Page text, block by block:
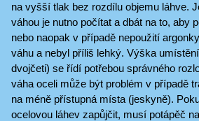
na vyšší tlak bez rozdílu objemu láhve.
váhou je nutno počítat a dbát na to, aby
nebo naopak v případě nepoužití
váhu a nebyl příliš lehký. Výška
dvojčeti) se řídí potřebou správného
váha oceli může být problém v případě
na méně přístupná místa (jeskyně).
ocelovou láhev zapůjčit, musí potápěč